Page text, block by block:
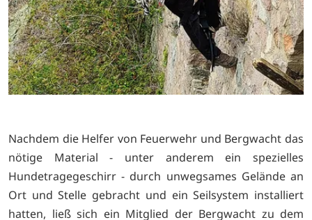
Nachdem die Helfer von Feuerwehr und Bergwacht das
nötige Material - unter anderem ein spezielles
Hundetragegeschirr - durch unwegsames Gelände an
Ort und Stelle gebracht und ein Seilsystem installiert
hatten, ließ sich ein Mitglied der Bergwacht zu dem